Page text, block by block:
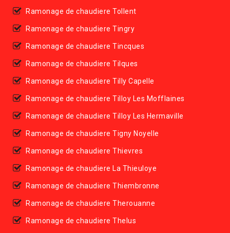
Ramonage de chaudiere Tollent
Ramonage de chaudiere Tingry
Ramonage de chaudiere Tincques
Ramonage de chaudiere Tilques
Ramonage de chaudiere Tilly Capelle
Ramonage de chaudiere Tilloy Les Mofflaines
Ramonage de chaudiere Tilloy Les Hermaville
Ramonage de chaudiere Tigny Noyelle
Ramonage de chaudiere Thievres
Ramonage de chaudiere La Thieuloye
Ramonage de chaudiere Thiembronne
Ramonage de chaudiere Therouanne
Ramonage de chaudiere Thelus